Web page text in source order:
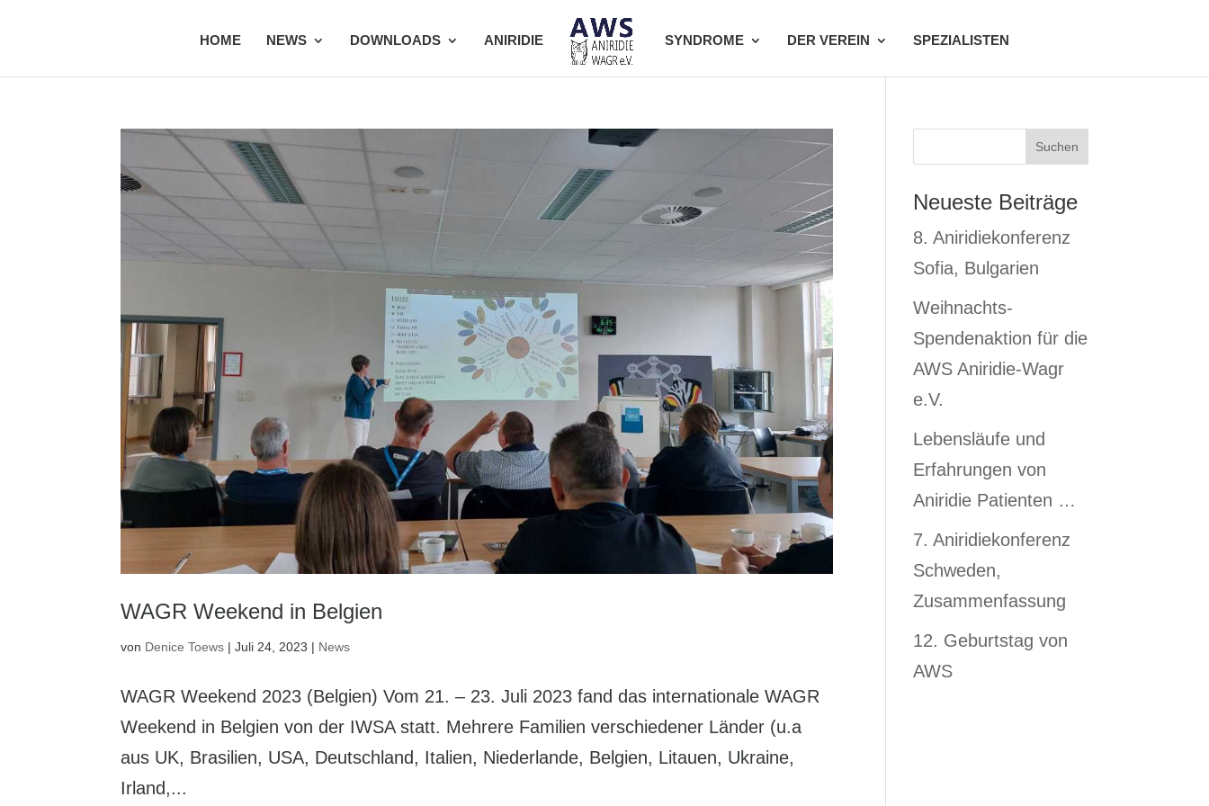
HOME NEWS DOWNLOADS ANIRIDIE SYNDROME DER VEREIN SPEZIALISTEN
WAGR Weekend in Belgien
von Denice Toews |Juli 24, 2023 | News
WAGR Weekend 2023 (Belgien) Vom 21. – 23. Juli 2023 fand das internationale WAGR
Weekend in Belgien von der IWSA statt. Mehrere Familien verschiedener Länder (u.a
aus UK, Brasilien, USA, Deutschland, Italien, Niederlande, Belgien, Litauen, Ukraine,
Irland,...
Suchen
Neueste Beiträge
8. Aniridiekonferenz
Sofia, Bulgarien
Weihnachts-
Spendenaktion für die
AWS Aniridie-Wagr
e.V.
Lebensläufe und
Erfahrungen von
Aniridie Patienten …
7. Aniridiekonferenz
Schweden,
Zusammenfassung
12. Geburtstag von
AWS